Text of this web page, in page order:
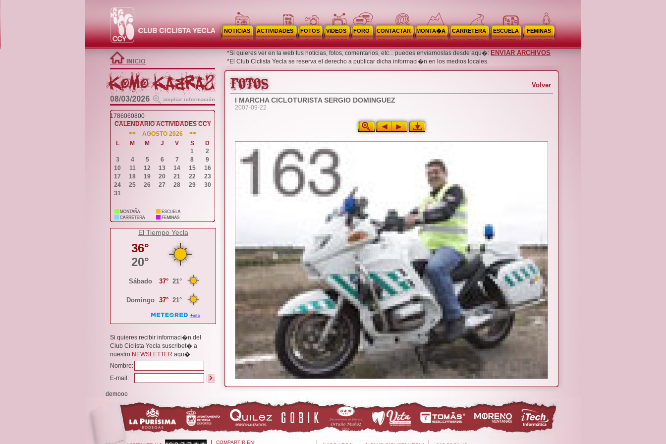
NOTICIAS ACTIVIDADES FOTOS VIDEOS FORO CONTACTAR MONTA�A CARRETERA ESCUELA FEMINAS
*Si quieres ver en la web tus noticias, fotos, comentarios, etc... puedes enviarnoslas desde aqu�: ENVIAR ARCHIVOS
*El Club Ciclista Yecla se reserva el derecho a publicar dicha informaci�n en los medios locales.
1786060800
CALENDARIO ACTIVIDADES CCY
<<
AGOSTO 2026
>>
L
M M J V S
D
1
2
3
4 5 6 7 8
9
10
11 12 13 14 15
16
17
18 19 20 21 22
23
24
25 26 27 28 29
30
31
El Tiempo Yecla
Si quieres recibir informaci�n del
Club Ciclista Yecla suscribet� a
nuestro NEWSLETTER aqu�:
Nombre:
E-mail:
demooo
Volver
I MARCHA CICLOTURISTA SERGIO DOMINGUEZ
2007-09-22
COMPARTIR EN